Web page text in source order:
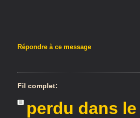
Répondre à ce message
Fil complet:
perdu dans